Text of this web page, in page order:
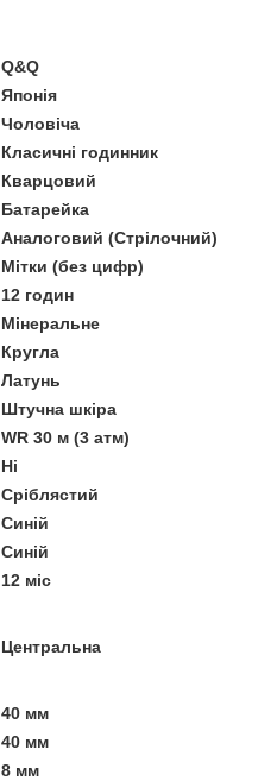
Q&Q
Японія
Чоловіча
Класичні годинник
Кварцовий
Батарейка
Аналоговий (Стрілочний)
Мітки (без цифр)
12 годин
Мінеральне
Кругла
Латунь
Штучна шкіра
WR 30 м (3 атм)
Ні
Сріблястий
Синій
Синій
12 міс
Центральна
40 мм
40 мм
8 мм